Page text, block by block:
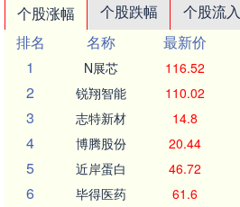
个股涨幅 个股跌幅 个股流入
排名
名称 最新价
1
N展芯 116.52
2 锐翔智能 110.02
3 志特新材 14.8
4 博腾股份 20.44
5 近岸蛋白 46.72
6 毕得医药 61.6